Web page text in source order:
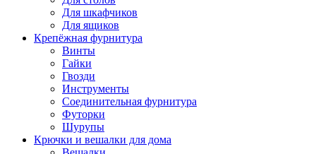
Для шкафчиков
Для ящиков
Крепёжная фурнитура
Винты
Гайки
Гвозди
Инструменты
Соединительная фурнитура
Футорки
Шурупы
Крючки и вешалки для дома